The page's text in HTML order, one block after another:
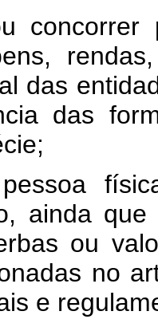
concorrer
das
das
ainda
ou
no
e